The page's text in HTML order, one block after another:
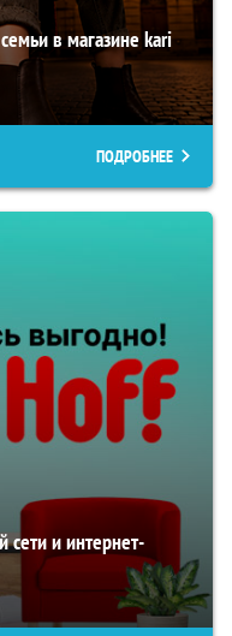
в магазине kari
ПОДРОБНЕЕ
и интернет-